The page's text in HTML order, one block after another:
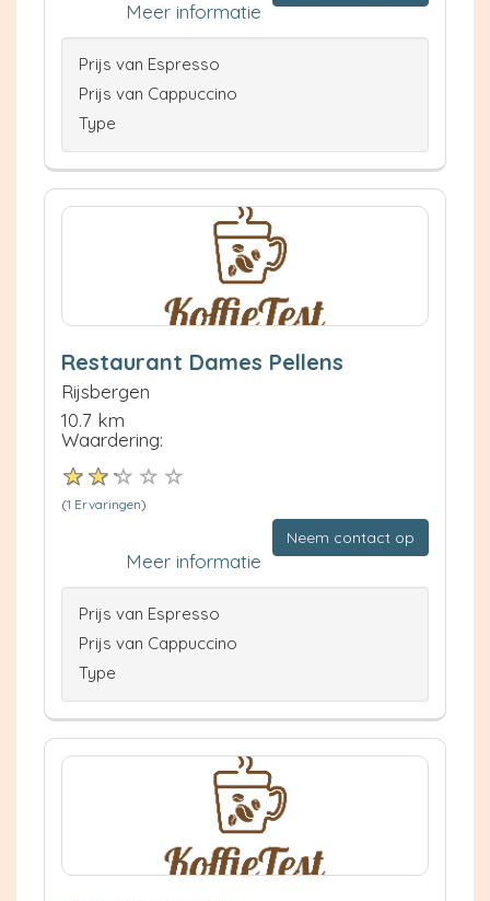
Meer informatie
Prijs van Espresso
Prijs van Cappuccino
Type
Restaurant Dames Pellens
Rijsbergen
10.7 km
Waardering:
(1 Ervaringen)
Neem contact op
Meer informatie
Prijs van Espresso
Prijs van Cappuccino
Type